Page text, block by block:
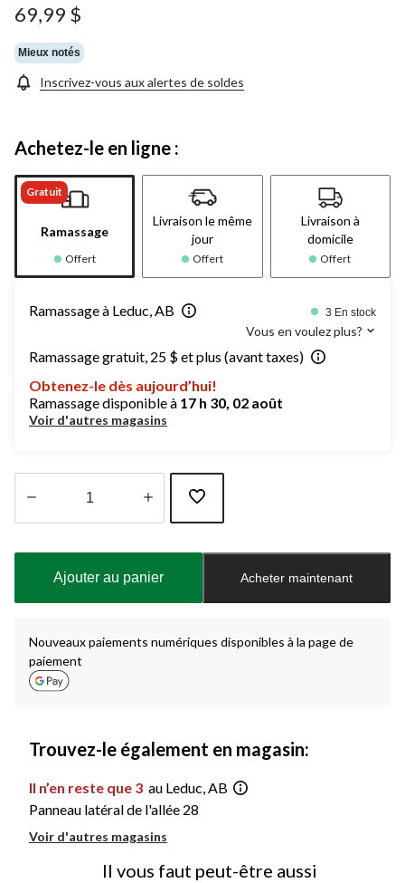
69,99 $
Mieux notés
Inscrivez-vous aux alertes de soldes
Achetez-le en ligne :
Gratuit
Ramassage
Offert
Livraison le même
jour
Offert
Livraison à
domicile
Offert
Ramassage à Leduc, AB 3 En stock
Vous en voulez plus?
Ramassage gratuit, 25 $ et plus (avant taxes)
Obtenez-le dès aujourd’hui!
Ramassage disponible à 17 h 30, 02 août
Voir d'autres magasins
à
Ajouter au panier Acheter maintenant
Nouveaux paiements numériques disponibles à la page de
paiement
Trouvez-le également en magasin:
Il n’en reste que 3 au Leduc, AB
Panneau latéral de l'allée 28
Voir d'autres magasins
Il vous faut peut-être aussi